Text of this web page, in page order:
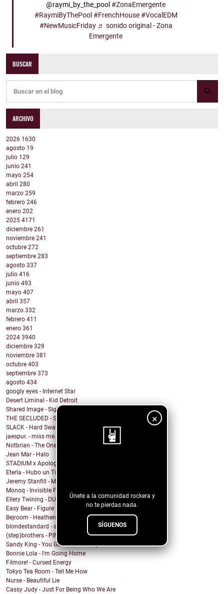
×
Únete a la comunidad rockera y
no te pierdas nada.
SÍGUENOS
@raymi_by_the_pool#ZonaEmergente
#RaymiByThePool #FrenchHouse #VocalEDM
#NewMusicFriday ♬ sonido original - Zona
Emergente
BUSCAR
ARCHIVO
2026 1630
agosto 19
julio 129
junio 241
mayo 254
abril 280
marzo 259
febrero 246
enero 202
2025 4171
diciembre 261
noviembre 241
octubre 272
septiembre 283
agosto 337
julio 416
junio 493
mayo 407
abril 357
marzo 332
febrero 411
enero 361
2024 3940
diciembre 329
noviembre 381
octubre 403
septiembre 373
agosto 434
googly eyes - Internet Star
Desert Liminal - Kid Detroit
Shared Image - Sights and Sounds
THE SECLUDED - Sweet Dreams (Eurythmics Cover)
SLACK - Hard Swallows
jaespur. - miss me.
Notbrian - The One
Jean Mar - Halo
STADIUM x Apologygrl - Ocean Wave
Eterla - Hubo un Tiempo
Jeremy Stanfill - Moving Day
Monoq - Invisible Finish Line
Ellery Twining - DUSTY SPRINGFIELD'S RECORD COLLEC...
Easy Bear - Figure It Out
Bejroom - Heathens
blondestandard - arms of another
(step)brothers - PINOT NOIR
Sandy King - You Got Me Mixed Up With That Bottle
Bonnie Lola - I'm Going Home
Filmore! - Cursed Energy
Tokyo Tea Room - Tell Me How
Nurse - Beautiful Lie
Cassy Judy - Just For Being Who We Are